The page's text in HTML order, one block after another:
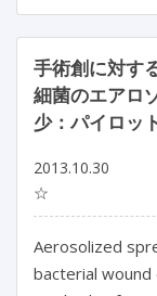
手術創に対す
細菌のエアロ
少：パイロッ
2013.10.30
☆
Aerosolized
bacterial